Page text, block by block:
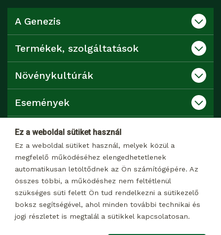
Ez a weboldal sütiket használ
Ez a weboldal sütiket használ, melyek közül a
megfelelő működéséhez elengedhetetlenek
automatikusan letöltődnek az Ön számítógépére. Az
összes többi, a működéshez nem feltétlenül
szükséges süti felett Ön tud rendelkezni a sütikezelő
boksz segítségével, ahol minden további technikai és
jogi részletet is megtalál a sütikkel kapcsolatosan.
A Genezis
Termékek, szolgáltatások
Növénykultúrák
Események
Katalógusok
Kapcsolat
Dokumentumtár